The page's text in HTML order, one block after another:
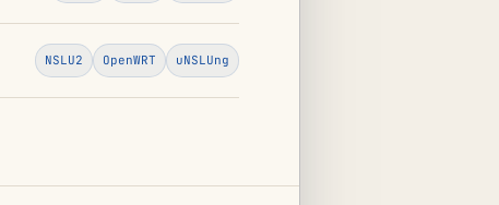
NSLU2 OpenWRT uNSLUng